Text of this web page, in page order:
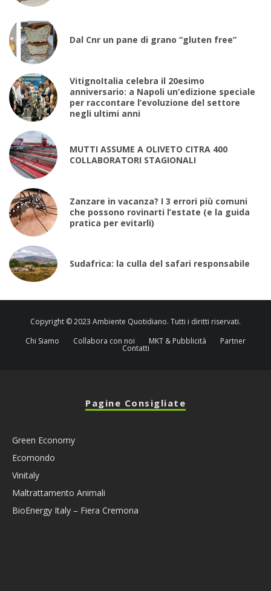
Dal Cnr un pane di grano “gluten free”
VitignoItalia celebra il 20esimo
anniversario: a Napoli un’edizione speciale
per raccontare l’evoluzione del settore
negli ultimi anni
MUTTI ASSUME A OLIVETO CITRA 400
COLLABORATORI STAGIONALI
Zanzare in vacanza? I 3 errori più comuni
che possono rovinarti l’estate (e la guida
pratica per evitarli)
Sudafrica: la culla del safari responsabile
Copyright © 2023 Ambiente Quotidiano. Tutti i diritti riservati.
Chi Siamo
Collabora con noi MKT & Pubblicità Partner
Contatti
Pagine Consigliate
Green Economy
Ecomondo
Vinitaly
Maltrattamento Animali
BioEnergy Italy – Fiera Cremona